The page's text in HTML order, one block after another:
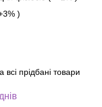
)
прідбані товари